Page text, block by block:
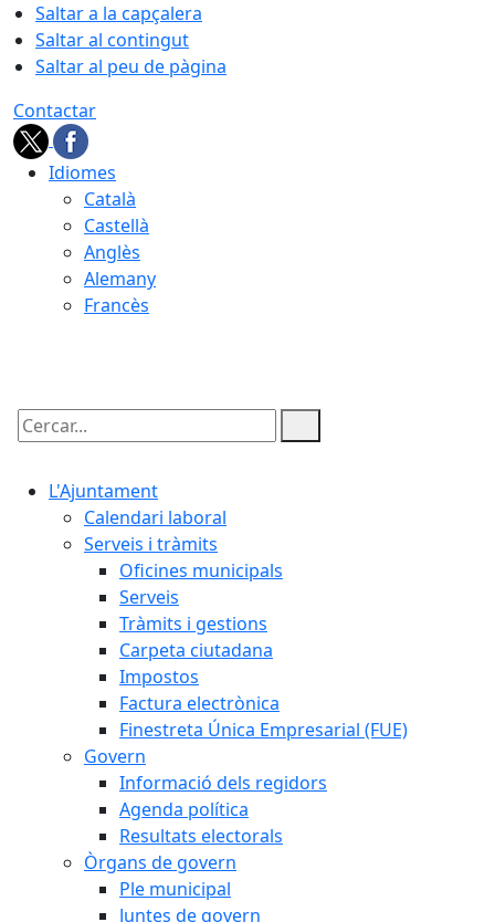
Saltar a la capçalera
Saltar al contingut
Saltar al peu de pàgina
Contactar
Idiomes
Català
Castellà
Anglès
Alemany
Francès
Cercar:
L'Ajuntament
Calendari laboral
Serveis i tràmits
Oficines municipals
Serveis
Tràmits i gestions
Carpeta ciutadana
Impostos
Factura electrònica
Finestreta Única Empresarial (FUE)
Govern
Informació dels regidors
Agenda política
Resultats electorals
Òrgans de govern
Ple municipal
Juntes de govern